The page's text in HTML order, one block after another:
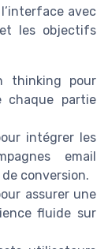
avec
les objectifs
thinking pour
chaque partie
intégrer les
email
conversion.
assurer une
fluide sur